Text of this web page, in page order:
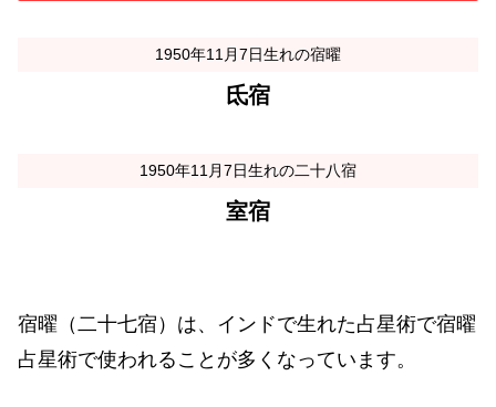
1950年11月7日生れの宿曜
氐宿
1950年11月7日生れの二十八宿
室宿
宿曜（二十七宿）は、インドで生れた占星術で宿曜
占星術で使われることが多くなっています。